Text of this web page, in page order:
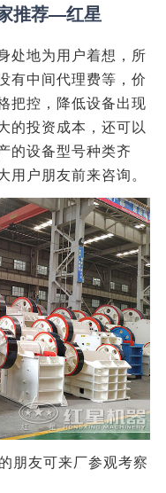
推荐—红星
处地为用户着想，所
有中间代理费等，价
把控，降低设备出现
的投资成本，还可以
的设备型号种类齐
用户朋友前来咨询。
朋友可来厂参观考察